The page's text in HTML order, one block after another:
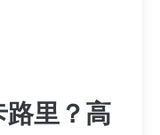
里？高